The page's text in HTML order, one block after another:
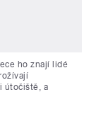
ho znají lidé
útočiště, a